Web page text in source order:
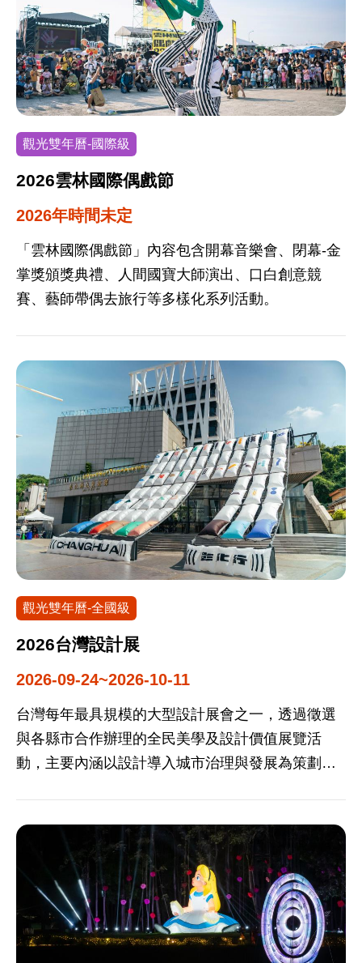
觀光雙年曆-國際級
2026雲林國際偶戲節
2026年時間未定
「雲林國際偶戲節」內容包含開幕音樂會、閉幕-金
掌獎頒獎典禮、人間國寶大師演出、口白創意競
賽、藝師帶偶去旅行等多樣化系列活動。
觀光雙年曆-全國級
2026台灣設計展
2026-09-24~2026-10-11
台灣每年最具規模的大型設計展會之一，透過徵選
與各縣市合作辦理的全民美學及設計價值展覽活
動，主要內涵以設計導入城市治理與發展為策劃內